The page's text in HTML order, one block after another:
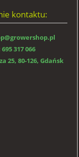
kontaktu:
695 317 066
25, 80-126, Gdańsk